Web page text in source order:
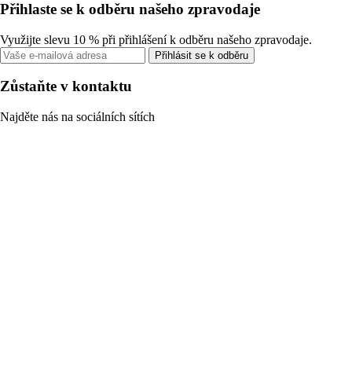
Přihlaste se k odběru našeho zpravodaje
Využijte slevu 10 % při přihlášení k odběru našeho zpravodaje.
Přihlásit se k odběru
Zůstaňte v kontaktu
Najděte nás na sociálních sítích